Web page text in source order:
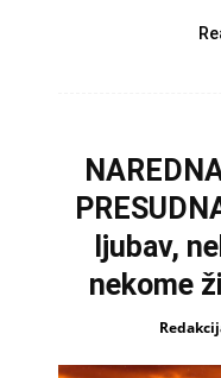
ljubav,
nekome